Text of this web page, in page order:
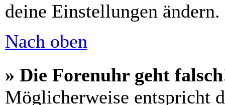
deine Einstellungen ändern.
Nach oben
» Die Forenuhr geht
Möglicherweise entspricht